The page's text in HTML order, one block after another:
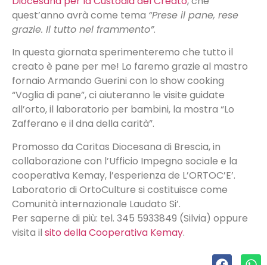
quest’anno avrà come tema “Prese il pane, rese
grazie. Il tutto nel frammento”.
In questa giornata sperimenteremo che tutto il
creato è pane per me! Lo faremo grazie al mastro
fornaio Armando Guerini con lo show cooking
“Voglia di pane”, ci aiuteranno le visite guidate
all’orto, il laboratorio per bambini, la mostra “Lo
Zafferano e il dna della carità”.
Promosso da Caritas Diocesana di Brescia, in
collaborazione con l’Ufficio Impegno sociale e la
cooperativa Kemay, l’esperienza de L’ORTOC’E’.
Laboratorio di OrtoCulture si costituisce come
Comunità internazionale Laudato Si’.
Per saperne di più: tel. 345 5933849 (Silvia) oppure
visita il sito della Cooperativa Kemay.